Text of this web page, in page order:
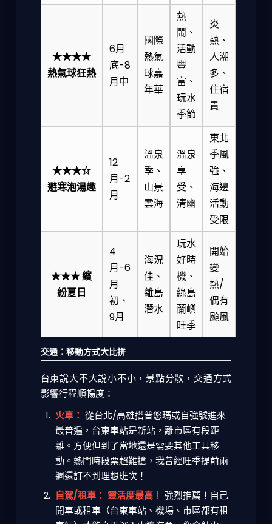
★★★★
熱氣球狂熱
6月
底-8
月中
國際
熱氣
球嘉
年華
熱
鬧、
活動
豐
富、
玩水
季節
炎
熱、
人潮
多、
住宿
貴
★★★☆
避寒泡湯趣
12
月-2
月
溫泉
季、
山景
雲海
溫泉
享
受、
清幽
東北
季風
強、
海邊
活動
受限
★★★ 繽
紛夏日
4
月-6
月
初、
9月
海況
佳、
離島
潛水
玩水
好時
機、
綠島
蘭嶼
旺季
開始
變
熱/
偶有
颱風
交通：移動方式大比拼
台東說大不大說小不小，景點分散，交通方式
影響行程順暢度：
火車： 從台北/高雄搭普悠瑪或自強號進來
最普遍，台東車站是新站，離市區有段距
離。方便但到了當地還是需要其他工具移
動。熱門時段票超難搶，我曾經旺季提前兩
週還訂不到理想班次！
自駕/租車： 靈活度最高！ 強烈推薦！自己
開車或租車（台東車站、機場、市區都有租